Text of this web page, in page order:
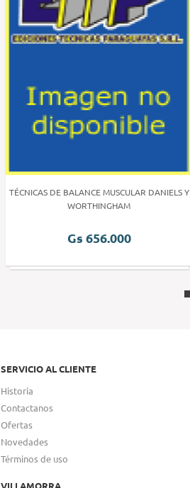
TÉCNICAS DE BALANCE MUSCULAR DANIELS Y
WORTHINGHAM
Gs 656.000
SERVICIO AL CLIENTE
Historia
Contactanos
Ofertas
Novedades
Términos de uso
VILLAMORRA